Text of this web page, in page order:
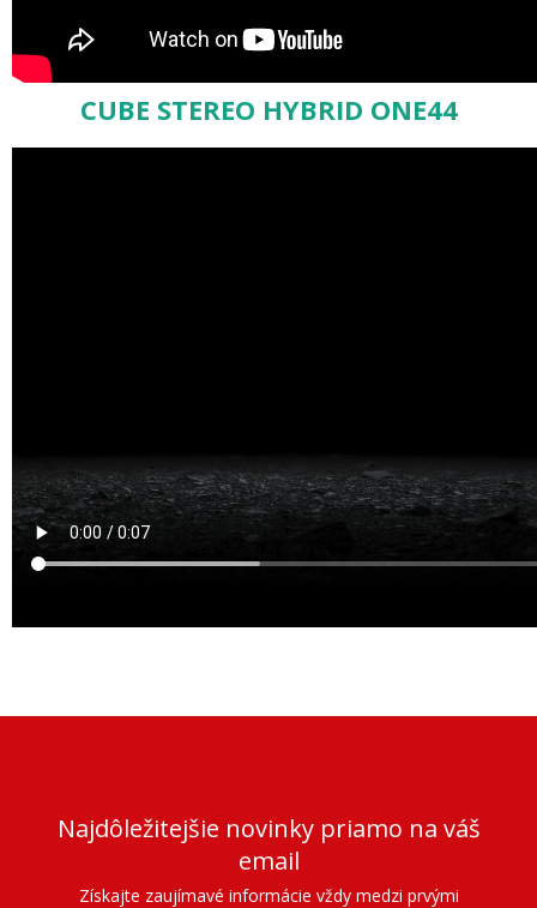
CUBE STEREO HYBRID ONE44
Najdôležitejšie novinky priamo na váš
email
Získajte zaujímavé informácie vždy medzi prvými